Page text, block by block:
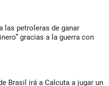
las petroleras de ganar
gracias a la guerra con
Brasil irá a Calcuta a jugar un